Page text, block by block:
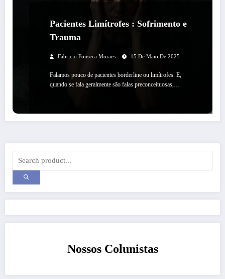
Pacientes Limítrofes : Sofrimento e
Trauma
Fabricio Fonseca Moraes 15 De Maio De 2025
Falamos pouco de pacientes borderline ou limítrofes. E,
quando se fala geralmente são falas preconceituosas,…
Nossos Colunistas